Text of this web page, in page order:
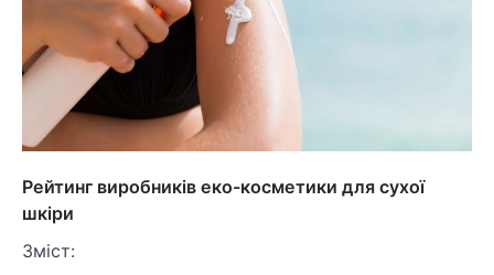
Рейтинг виробників еко-косметики для сухої
шкіри
Зміст: